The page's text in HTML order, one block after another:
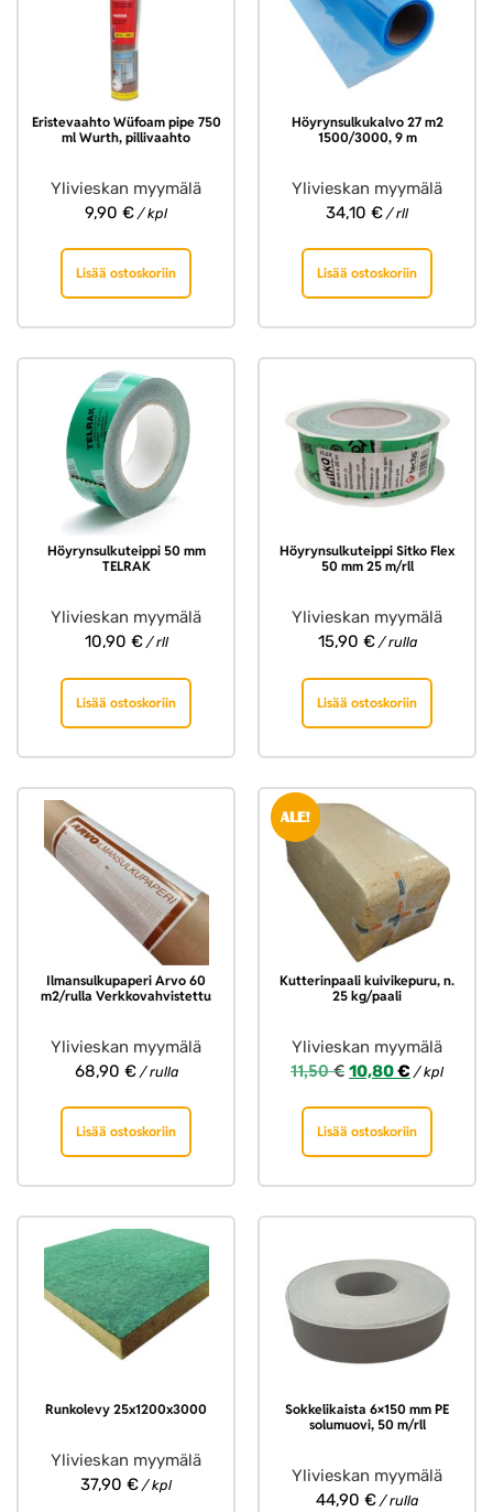
Eristevaahto Wüfoam pipe 750
ml Wurth, pillivaahto
Ylivieskan myymälä
9,90 € / kpl
Lisää ostoskoriin
Höyrynsulkukalvo 27 m2
1500/3000, 9 m
Ylivieskan myymälä
34,10 € / rll
Lisää ostoskoriin
Höyrynsulkuteippi 50 mm
TELRAK
Ylivieskan myymälä
10,90 €/ rll
Lisää ostoskoriin
Höyrynsulkuteippi Sitko Flex
50 mm 25 m/rll
Ylivieskan myymälä
15,90 €/ rulla
Lisää ostoskoriin
Ilmansulkupaperi Arvo 60
m2/rulla Verkkovahvistettu
Ylivieskan myymälä
68,90 €/ rulla
Lisää ostoskoriin
ALE!
Kutterinpaali kuivikepuru, n.
25 kg/paali
Ylivieskan myymälä
11,50€ 10,80€ / kpl
Lisää ostoskoriin
Runkolevy 25x1200x3000
Ylivieskan myymälä
37,90 € / kpl
Sokkelikaista 6×150 mm PE
solumuovi, 50 m/rll
Ylivieskan myymälä
44,90 € / rulla